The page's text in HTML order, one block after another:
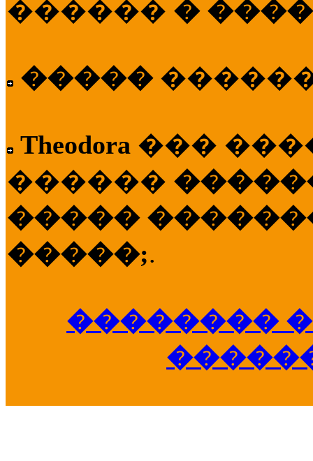
������ �
�����
Theodora ���
������
�����
�����;.
��������